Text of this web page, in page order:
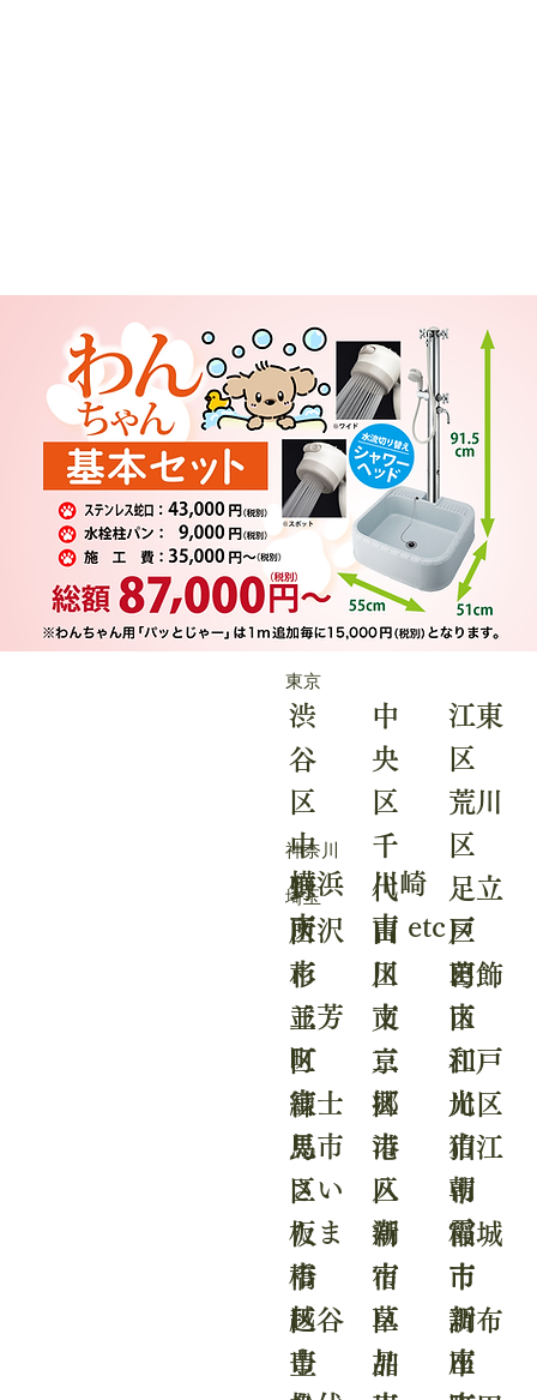
​東京
中
央
区
千
代
田
区
文
京
区
港
区
新
宿
区
品
渋
谷
区
中
野
区
杉
並
区
練
馬
区
板
橋
区
豊
江東
区
荒川
区
足立
区
葛飾
区
江戸
川区
狛江
市
稲城
市
調布
市
​神奈川
横浜
市
川崎
市 etc
​埼玉
所沢
市
三芳
町
富士
見市
さい
たま
市
越谷
市
吉
川
市
三
郷
市
八
潮
市
草
加
戸
田
市
和
光
市
朝
霞
市
新
座